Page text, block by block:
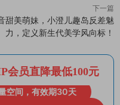
下一篇
甜美萌妹，小澄儿趣岛反差魅
力，定义新生代美学风向标！
会员直降最低100元
空间，有效期30天